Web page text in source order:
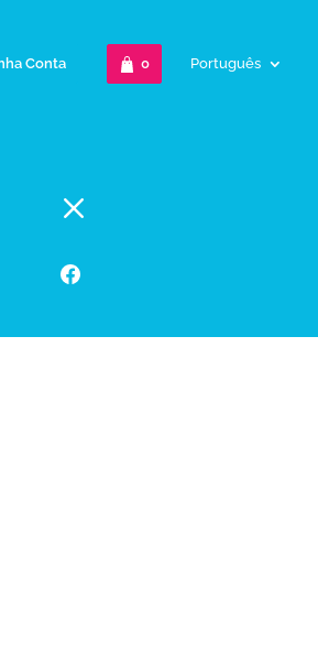
Conta 0 Português
M